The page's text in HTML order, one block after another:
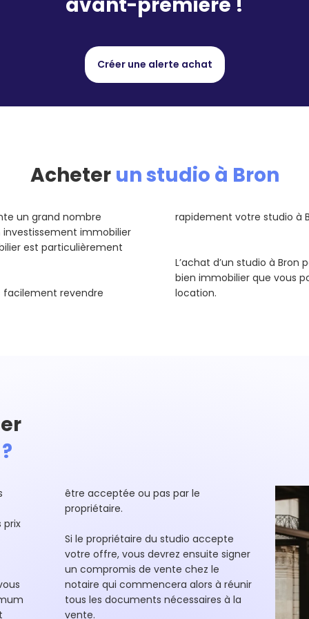
Créer une alerte achat
Acheter un studio à Bron
un grand nombre
investissement immobilier
est particulièrement
facilement revendre
rapidement votre studio à
L’achat d’un studio à
bien immobilier que vous
location.
prix
être acceptée ou pas par le
propriétaire.
Si le propriétaire du studio accepte
votre offre, vous devrez ensuite signer
un compromis de vente chez le
notaire qui commencera alors à réunir
tous les documents nécessaires à la
vente.